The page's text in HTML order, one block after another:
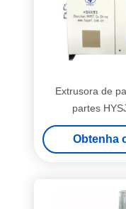
Extrusora de
partes
PP/PE/
Obtenha